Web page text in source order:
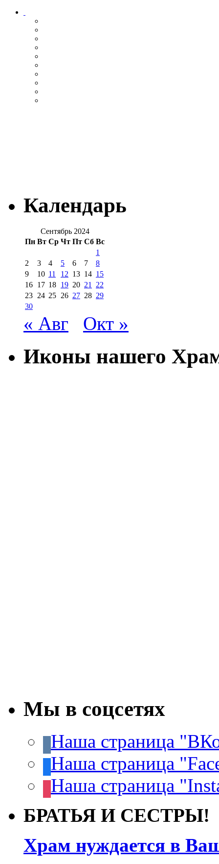
Календарь
Сентябрь 2024
Пн Вт Ср Чт Пт Сб Вс
1
2
3 4 5 6 7
8
9
10 11 12 13 14 15
16 17 18 19 20 21
22
23 24 25 26 27 28 29
30
« Авг Окт »
Иконы нашего
Мы в соцсетях
Наша страница
Наша страница
Наша страница
БРАТЬЯ И СЕСТРЫ!
Храм нуждается в